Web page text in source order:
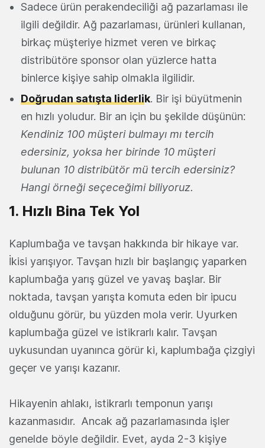
Sadece ürün perakendeciliği ağ pazarlaması ile
ilgili değildir. Ağ pazarlaması, ürünleri kullanan,
birkaç müşteriye hizmet veren ve birkaç
distribütöre sponsor olan yüzlerce hatta
binlerce kişiye sahip olmakla ilgilidir.
Doğrudan satışta liderlik. Bir işi büyütmenin
en hızlı yoludur. Bir an için bu şekilde düşünün:
Kendiniz 100 müşteri bulmayı mı tercih
edersiniz, yoksa her birinde 10 müşteri
bulunan 10 distribütör mü tercih edersiniz?
Hangi örneği seçeceğimi biliyoruz.
1. Hızlı Bina Tek Yol
Kaplumbağa ve tavşan hakkında bir hikaye var.
İkisi yarışıyor. Tavşan hızlı bir başlangıç ​​yaparken
kaplumbağa yarış güzel ve yavaş başlar. Bir
noktada, tavşan yarışta komuta eden bir ipucu
olduğunu görür, bu yüzden mola verir. Uyurken
kaplumbağa güzel ve istikrarlı kalır. Tavşan
uykusundan uyanınca görür ki, kaplumbağa çizgiyi
geçer ve yarışı kazanır.
Hikayenin ahlakı, istikrarlı temponun yarışı
kazanmasıdır. Ancak ağ pazarlamasında işler
genelde böyle değildir. Evet, ayda 2-3 kişiye